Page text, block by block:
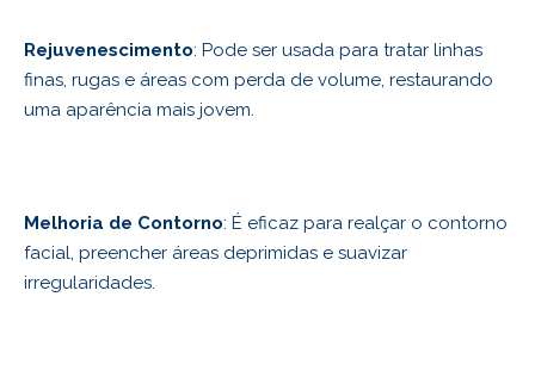
Rejuvenescimento: Pode ser usada para tratar linhas
finas, rugas e áreas com perda de volume, restaurando
uma aparência mais jovem.
Melhoria de Contorno: É eficaz para realçar o contorno
facial, preencher áreas deprimidas e suavizar
irregularidades.